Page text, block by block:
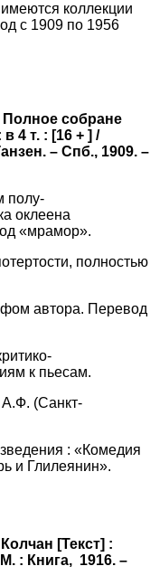
коллекции
с 1909 по 1956
Полное собране
4 т. : [16 + ] /
– Спб., 1909. –
полу-
оклеена
«мрамор».
полностью
автора. Перевод
к пьесам.
(Санкт-
: «Комедия
и Глилеянин».
[Текст] :
: Книга, 1916. –